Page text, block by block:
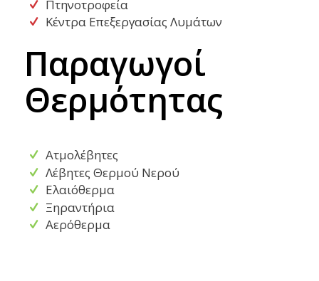
Πτηνοτροφεία
Κέντρα Επεξεργασίας Λυμάτων
Παραγωγοί
Θερμότητας
Ατμολέβητες
Λέβητες Θερμού Νερού
Ελαιόθερμα
Ξηραντήρια
Αερόθερμα